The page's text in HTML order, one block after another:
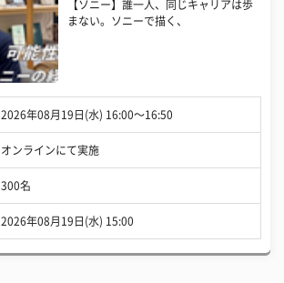
【ソニー】誰一人、同じキャリアは歩
まない。ソニーで描く、
2026年08月19日(水) 16:00〜16:50
オンラインにて実施
300名
2026年08月19日(水) 15:00